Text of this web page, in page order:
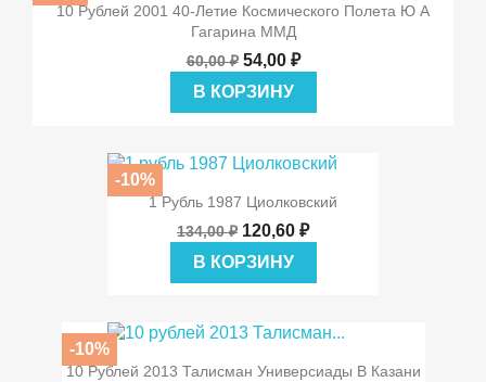
10 Рублей 2001 40-Летие Космического Полета Ю А
Гагарина ММД
60,00 ₽ 54,00 ₽
В КОРЗИНУ
1 Рубль 1987 Циолковский
134,00 ₽ 120,60 ₽
В КОРЗИНУ
-10%
10 Рублей 2013 Талисман Универсиады В Казани
-10%